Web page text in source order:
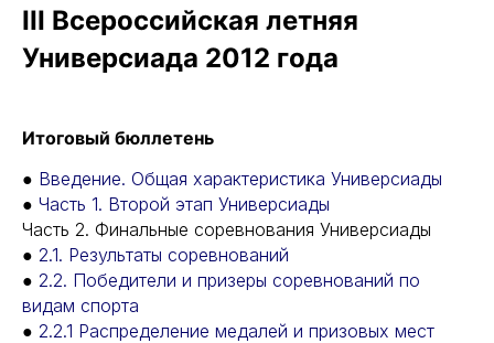
III Всероссийская летняя
Универсиада 2012 года
Итоговый бюллетень
● Введение. Общая характеристика Универсиады
● Часть 1. Второй этап Универсиады
Часть 2. Финальные соревнования Универсиады
● 2.1. Результаты соревнований
● 2.2. Победители и призеры соревнований по
видам спорта
● 2.2.1 Распределение медалей и призовых мест